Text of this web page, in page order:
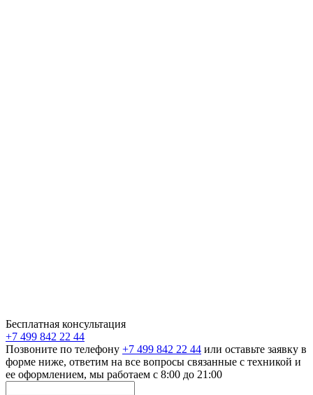
Бесплатная консультация
+7 499 842 22 44
Позвоните по телефону +7 499 842 22 44 или оставьте заявку в
форме ниже, ответим на все вопросы связанные с техникой и
ее оформлением, мы работаем с 8:00 до 21:00